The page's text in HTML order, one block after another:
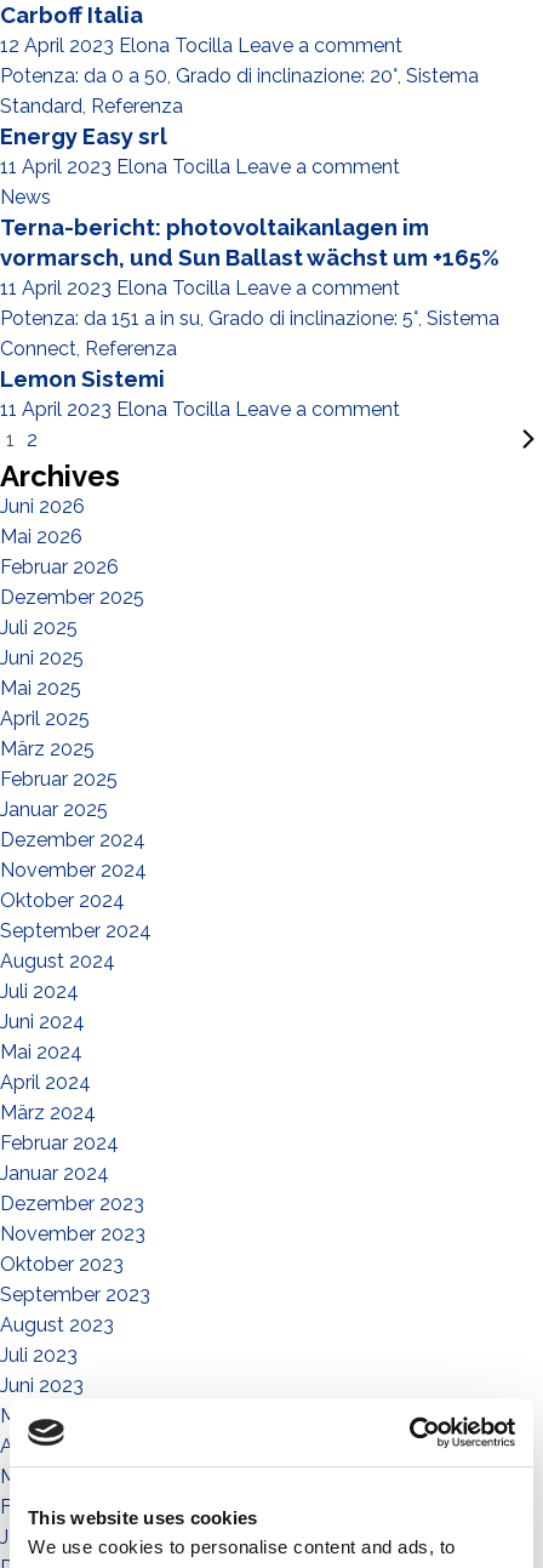
This website uses cookies
We use cookies to personalise content and ads, to
Carboff Italia
12 April 2023 Elona Tocilla Leave a comment
Potenza: da 0 a 50, Grado di inclinazione: 20°, Sistema
Standard, Referenza
Energy Easy srl
11 April 2023 Elona Tocilla Leave a comment
News
Terna-bericht: photovoltaikanlagen im
vormarsch, und Sun Ballast wächst um +165%
11 April 2023 Elona Tocilla Leave a comment
Potenza: da 151 a in su, Grado di inclinazione: 5°, Sistema
Connect, Referenza
Lemon Sistemi
11 April 2023 Elona Tocilla Leave a comment
1
2
Archives
Juni 2026
Mai 2026
Februar 2026
Dezember 2025
Juli 2025
Juni 2025
Mai 2025
April 2025
März 2025
Februar 2025
Januar 2025
Dezember 2024
November 2024
Oktober 2024
September 2024
August 2024
Juli 2024
Juni 2024
Mai 2024
April 2024
März 2024
Februar 2024
Januar 2024
Dezember 2023
November 2023
Oktober 2023
September 2023
August 2023
Juli 2023
Juni 2023
Mai 2023
April 2023
März 2023
Februar 2023
Januar 2023